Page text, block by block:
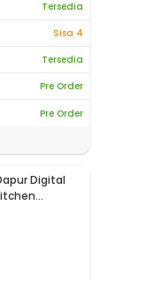
Tersedia
Sisa 4
Tersedia
Pre Order
Pre Order
Digital